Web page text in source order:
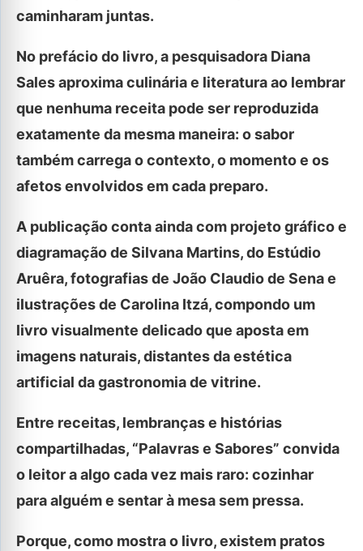
caminharam juntas.
No prefácio do livro, a pesquisadora Diana
Sales aproxima culinária e literatura ao lembrar
que nenhuma receita pode ser reproduzida
exatamente da mesma maneira: o sabor
também carrega o contexto, o momento e os
afetos envolvidos em cada preparo.
A publicação conta ainda com projeto gráfico e
diagramação de Silvana Martins, do Estúdio
Aruêra, fotografias de João Claudio de Sena e
ilustrações de Carolina Itzá, compondo um
livro visualmente delicado que aposta em
imagens naturais, distantes da estética
artificial da gastronomia de vitrine.
Entre receitas, lembranças e histórias
compartilhadas, “Palavras e Sabores” convida
o leitor a algo cada vez mais raro: cozinhar
para alguém e sentar à mesa sem pressa.
Porque, como mostra o livro, existem pratos